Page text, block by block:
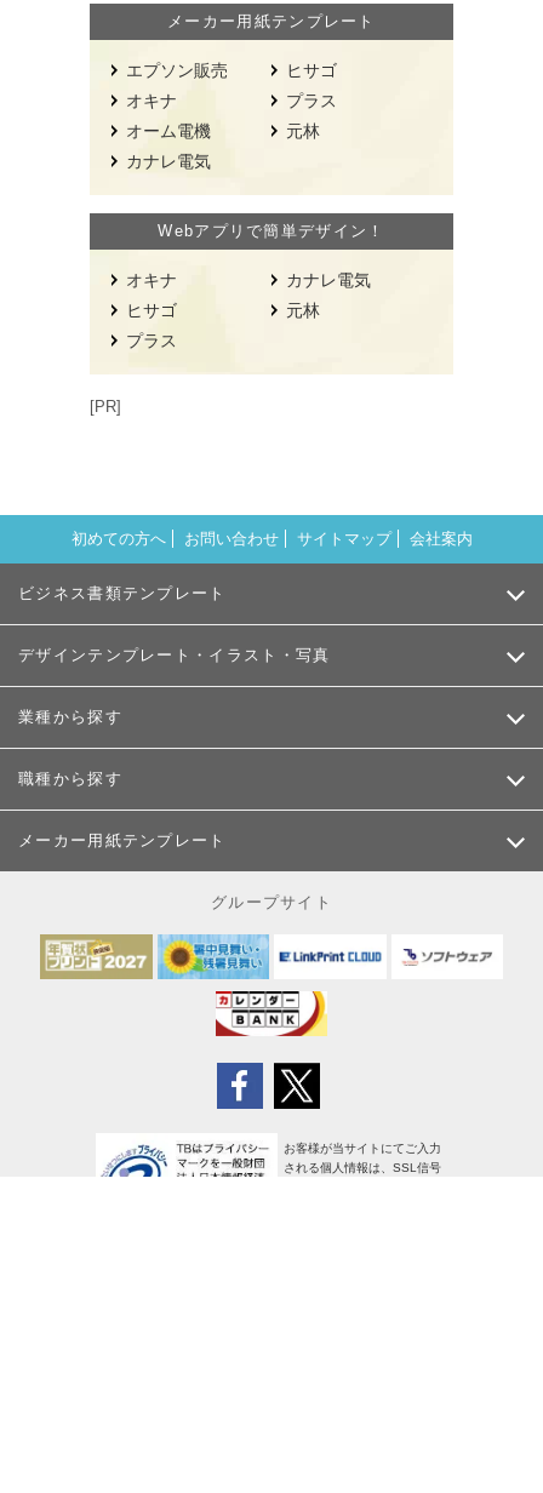
メーカー用紙テンプレート
エプソン販売
オキナ
オーム電機
カナレ電気
ヒサゴ
プラス
元林
Webアプリで簡単デザイン！
オキナ
ヒサゴ
プラス
カナレ電気
元林
[PR]
初めての方へ お問い合わせ サイトマップ 会社案内
ビジネス書類テンプレート
デザインテンプレート・イラスト・写真
業種から探す
職種から探す
メーカー用紙テンプレート
グループサイト
お客様が当サイトにてご入力
される個人情報は、SSL信号